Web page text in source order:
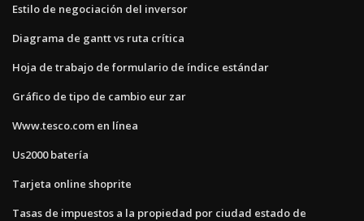
Estilo de negociación del inversor
Diagrama de gantt vs ruta crítica
Hoja de trabajo de formulario de índice estándar
Gráfico de tipo de cambio eur zar
Www.tesco.com en línea
Us2000 batería
Tarjeta online shoprite
Tasas de impuestos a la propiedad por ciudad estado de